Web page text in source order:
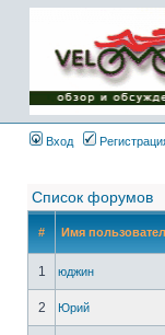
Имя пользователя:
Пароль:
{
}
Вход
Список форумов
# Имя
1 юджин
2
Юрий